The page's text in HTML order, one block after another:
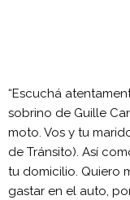
“Escuchá
sobrino de Guille
moto. Vos y tu
de Tránsito). Así
tu domicilio. Quiero
gastar en el auto,